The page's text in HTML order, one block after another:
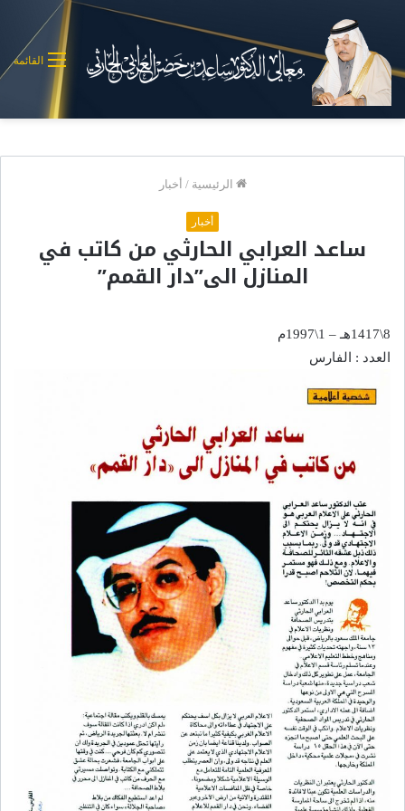
القائمة
الرئيسية / أخبار
أخبار
ساعد العرابي الحارثي من كاتب في
المنازل الى”دار القمم”
8\1417هـ – 1\1997م
العدد : الفارس